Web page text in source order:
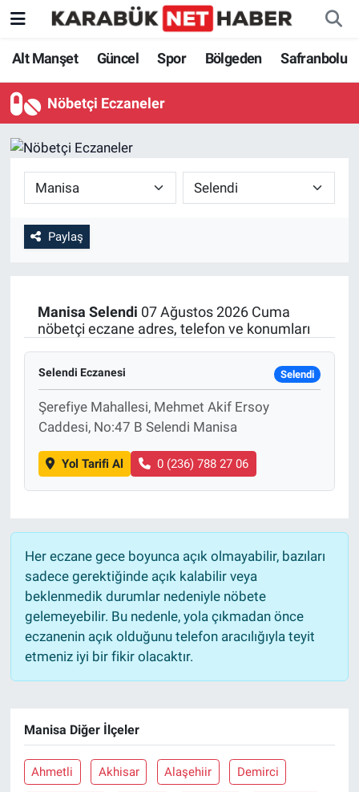
Alt Manşet Güncel Spor Bölgeden Safranbolu
Nöbetçi Eczaneler
Paylaş
Manisa Selendi 07 Ağustos 2026 Cuma
nöbetçi eczane adres, telefon ve konumları
Selendi Eczanesi Selendi
Şerefiye Mahallesi, Mehmet Akif Ersoy
Caddesi, No:47 B Selendi Manisa
Yol Tarifi Al 0 (236) 788 27 06
Her eczane gece boyunca açık olmayabilir, bazıları
sadece gerektiğinde açık kalabilir veya
beklenmedik durumlar nedeniyle nöbete
gelemeyebilir. Bu nedenle, yola çıkmadan önce
eczanenin açık olduğunu telefon aracılığıyla teyit
etmeniz iyi bir fikir olacaktır.
Manisa Diğer İlçeler
Ahmetli Akhisar Alaşehiir Demirci